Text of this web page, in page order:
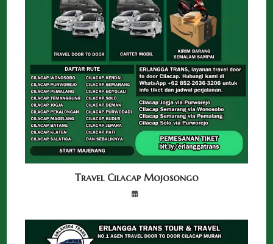
Travel Cilacap Mojosongo